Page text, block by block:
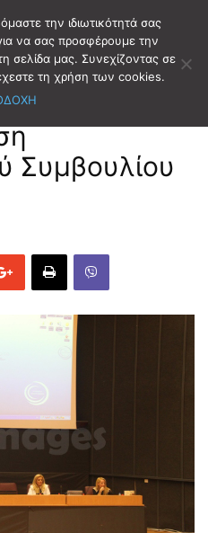
Συμβουλίου
την ιδιωτικότητά σας
να σας προσφέρουμε την
σελίδα μας. Συνεχίζοντας σε
τη χρήση των cookies.